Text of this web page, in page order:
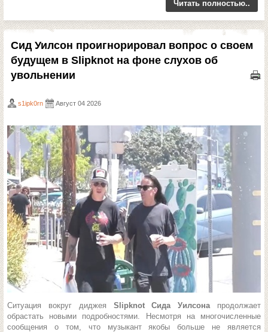
Читать полностью..
Сид Уилсон проигнорировал вопрос о своем
будущем в Slipknot на фоне слухов об
увольнении
s1ipk0rn Август 04 2026
Ситуация вокруг диджея SlipknotСида Уилсона продолжает
обрастать новыми подробностями. Несмотря на многочисленные
сообщения о том, что музыкант якобы больше не является